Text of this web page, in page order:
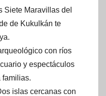
Siete Maravillas del
de Kukulkán te
con ríos
y espectáculos
familias.
islas cercanas con